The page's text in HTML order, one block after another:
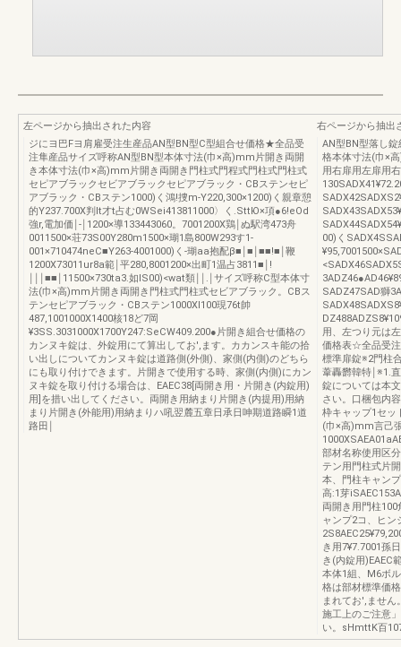
左ページから抽出された内容
ジにヨ巴Fヨ肩雇受注生産品AN型BN型C型組合せ価格★全品受
注隼産品サイズ呼称AN型BN型本体寸法(巾×高)mm片開き両開
き本体寸法(巾×高)mm片開き両開き門柱式門程式門柱式門柱式
セピアブラックセビアブラックセピアブラック・CBステンセピ
アブラック・CBステン1000)く鴻!捜m‐Y220,300×1200)く親章憩
的Y237.700X判lt才t占む0WSei413811000〉く.SttЮ×項●6!eOd
強r,電加価￨‐￨1200×導133443060。7001200X鶏￨ぬ駅湾473舟
0011500×荘73S00Y280m1500×瑚1島800W293す1‐
001×710474neC■Y263‐4001000)く‐瑚aa抱配β■￨■￨■■!■￨鞭
1200X73011ur8a範￨平280,8001200×出町1温占3811■￨!
￨￨￨■■￨11500×730ta3.如lS00)<wat類￨￨.￨サイズ呼称C型本体寸
法(巾×高)mm片開き両開き門柱式門柱式セビアブラック。CBス
テンセピアブラック・CBステン1000Xl100現76t帥
487,1001000X1400核18ど7岡
¥3SS.3031000X1700Y247:SeCW409.200●片開き組合せ価格の
カンヌキ錠は、外錠用にて算出してお',ます。カカンスキ能の拾
い出しについてカンヌキ錠は道路側(外側)、家側(内側)のどちら
にも取り付けできます。片開きで使用する時、家側(内側)にカン
ヌキ錠を取り付ける場合は、EAEC38[両開き用・片開き(内錠用)
用]を措い出してください。両開き用納まり片開き(内提用)用納
まり片開き(外能用)用納まりハ吼翌麓五章日承日呻期道路瞬1道
路田￨
右ページから抽出
AN型BN型落し
格本体寸法(巾×
用右扉用左扉用
00)く
SADZ47SAD獅
用、左つり元は
価格表☆全品受注
標準扉錠※2門柱
葦轟欝韓特￨※1.
錠については本
さい。口梱包内
枠キャップ1セッ
(巾×高)mm言己
部材名称使用区
テン用門柱式片
本、門柱キャン
高:1芽
両開き用門柱100
ャンプ2コ、ヒン
き用7¥7.7001孫
き(内錠用)EAEC
本体1組、M6ボ
格は部材標準価
まれてお',ません
施工上のご注意
い。sHmttK百